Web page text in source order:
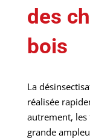
des
bois
La
réalisée
autrement,
grande